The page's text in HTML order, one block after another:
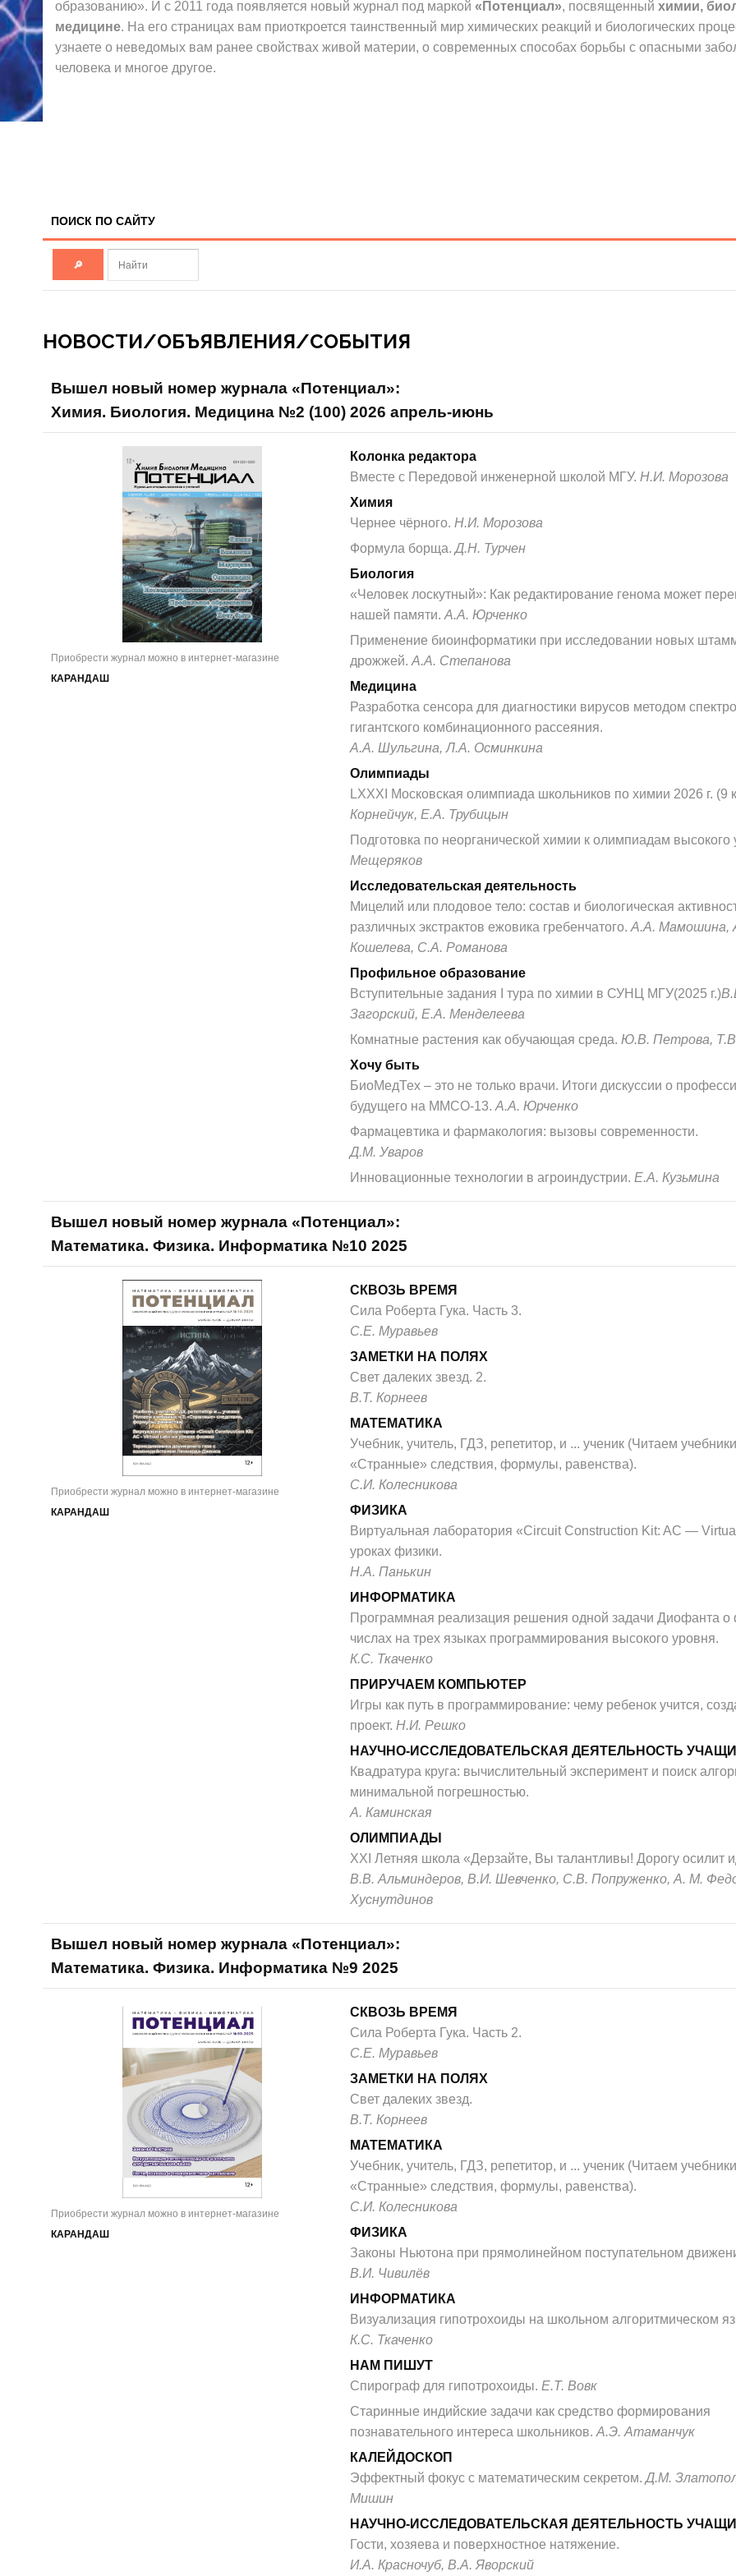
2018 год
2019 год
ХБМ 2022 год
ХБМ 2023 год
ХБМ 2024 год
ХБМ 2025 год
образованию». И с 2011 года появляется новый журнал под маркой «Потенциал», посвященный химии,
медицине. На его страницах вам приоткроется таинственный мир химических реакций и биологических
узнаете о неведомых вам ранее свойствах живой материи, о современных способах борьбы с опасными
человека и многое другое.
ПОИСК ПО САЙТУ
НОВОСТИ/ОБЪЯВЛЕНИЯ/СОБЫТИЯ
Вышел новый номер журнала «Потенциал»:
Химия. Биология. Медицина №2 (100) 2026 апрель-июнь
Приобрести журнал можно в интернет-магазине
КАРАНДАШ
Колонка редактора
Вместе с Передовой инженерной школой МГУ. Н.И. Морозова
Химия
Чернее чёрного. Н.И. Морозова
Формула борща. Д.Н. Турчен
Биология
«Человек лоскутный»: Как редактирование генома может
нашей памяти. А.А. Юрченко
Применение биоинформатики при исследовании новых
дрожжей. А.А. Степанова
Медицина
Разработка сенсора для диагностики вирусов методом
гигантского комбинационного рассеяния.
А.А. Шульгина, Л.А. Осминкина
Олимпиады
LXXXI Московская олимпиада школьников по химии 2026 г. (9
Корнейчук, Е.А. Трубицын
Подготовка по неорганической химии к олимпиадам
Мещеряков
Исследовательская деятельность
Мицелий или плодовое тело: состав и биологическая
различных экстрактов ежовика гребенчатого. А.А. Мамошина,
Кошелева, С.А. Романова
Профильное образование
Вступительные задания I тура по химии в СУНЦ МГУ(2025 г.)
Загорский, Е.А. Менделеева
Комнатные растения как обучающая среда. Ю.В. Петрова,
Хочу быть
БиоМедТех – это не только врачи. Итоги дискуссии о
будущего на ММСО-13. А.А. Юрченко
Фармацевтика и фармакология: вызовы современности.
Д.М. Уваров
Инновационные технологии в агроиндустрии. Е.А. Кузьмина
Вышел новый номер журнала «Потенциал»:
Математика. Физика. Информатика №10 2025
Приобрести журнал можно в интернет-магазине
КАРАНДАШ
СКВОЗЬ ВРЕМЯ
Сила Роберта Гука. Часть 3.
С.Е. Муравьев
ЗАМЕТКИ НА ПОЛЯХ
Свет далеких звезд. 2.
В.Т. Корнеев
МАТЕМАТИКА
Учебник, учитель, ГДЗ, репетитор, и ... ученик (Читаем
«Странные» следствия, формулы, равенства).
С.И. Колесникова
ФИЗИКА
Виртуальная лаборатория «Circuit Construction Kit: AC —
уроках физики.
Н.А. Панькин
ИНФОРМАТИКА
Программная реализация решения одной задачи Диофанта о
числах на трех языках программирования высокого уровня.
К.С. Ткаченко
ПРИРУЧАЕМ КОМПЬЮТЕР
Игры как путь в программирование: чему ребенок учится,
проект. Н.И. Решко
НАУЧНО-ИССЛЕДОВАТЕЛЬСКАЯ ДЕЯТЕЛЬНОСТЬ
Квадратура круга: вычислительный эксперимент и поиск
минимальной погрешностью.
А. Каминская
ОЛИМПИАДЫ
XXI Летняя школа «Дерзайте, Вы талантливы! Дорогу осилит
В.В. Альминдеров, В.И. Шевченко, С.В. Попруженко, А. М.
Хуснутдинов
Вышел новый номер журнала «Потенциал»:
Математика. Физика. Информатика №9 2025
Приобрести журнал можно в интернет-магазине
КАРАНДАШ
СКВОЗЬ ВРЕМЯ
Сила Роберта Гука. Часть 2.
С.Е. Муравьев
ЗАМЕТКИ НА ПОЛЯХ
Свет далеких звезд.
В.Т. Корнеев
МАТЕМАТИКА
Учебник, учитель, ГДЗ, репетитор, и ... ученик (Читаем
«Странные» следствия, формулы, равенства).
С.И. Колесникова
ФИЗИКА
Законы Ньютона при прямолинейном поступательном
В.И. Чивилёв
ИНФОРМАТИКА
Визуализация гипотрохоиды на школьном алгоритмическом
К.С. Ткаченко
НАМ ПИШУТ
Спирограф для гипотрохоиды. Е.Т. Вовк
Старинные индийские задачи как средство формирования
познавательного интереса школьников. А.Э. Атаманчук
КАЛЕЙДОСКОП
Эффектный фокус с математическим секретом. Д.М.
Мишин
НАУЧНО-ИССЛЕДОВАТЕЛЬСКАЯ ДЕЯТЕЛЬНОСТЬ
Гости, хозяева и поверхностное натяжение.
И.А. Красночуб, В.А. Яворский